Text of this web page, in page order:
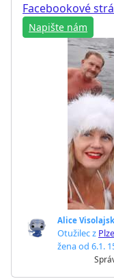
Facebookové
Napište nám
Alice
Otužilec z
žena od 6.1.